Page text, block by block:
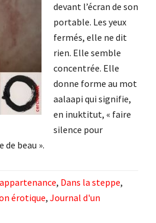
devant l’écran de son
portable. Les yeux
fermés, elle ne dit
rien. Elle semble
concentrée. Elle
donne forme au mot
aalaapi qui signifie,
en inuktitut, « faire
silence pour
de beau ».
appartenance, Dans la steppe,
érotique, Journal d'un